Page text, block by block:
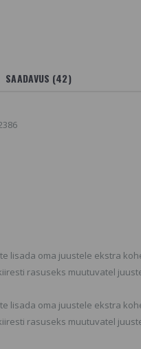
SAADAVUS (42)
lisada oma juustele ekstra
rasuseks muutuvatel
lisada oma juustele ekstra
rasuseks muutuvatel